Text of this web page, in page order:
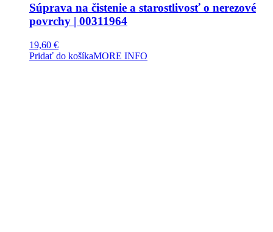
Súprava na čistenie a starostlivosť o nerezové
povrchy | 00311964
19,60 €
Pridať do košíkaMORE INFO